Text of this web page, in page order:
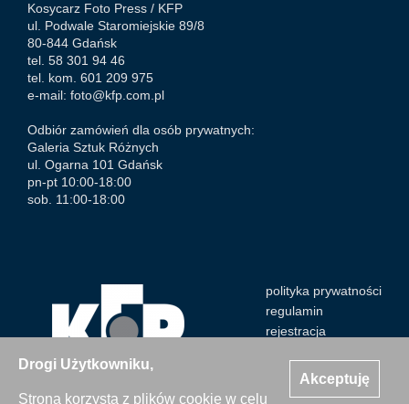
Akceptuję
Drogi Użytkowniku,
Strona korzysta z plików cookie w celu
Kosycarz Foto Press / KFP
ul. Podwale Staromiejskie 89/8
80-844 Gdańsk
tel. 58 301 94 46
tel. kom. 601 209 975
e-mail: foto@kfp.com.pl
Odbiór zamówień dla osób prywatnych:
Galeria Sztuk Różnych
ul. Ogarna 101 Gdańsk
pn-pt 10:00-18:00
sob. 11:00-18:00
polityka prywatności
regulamin
rejestracja